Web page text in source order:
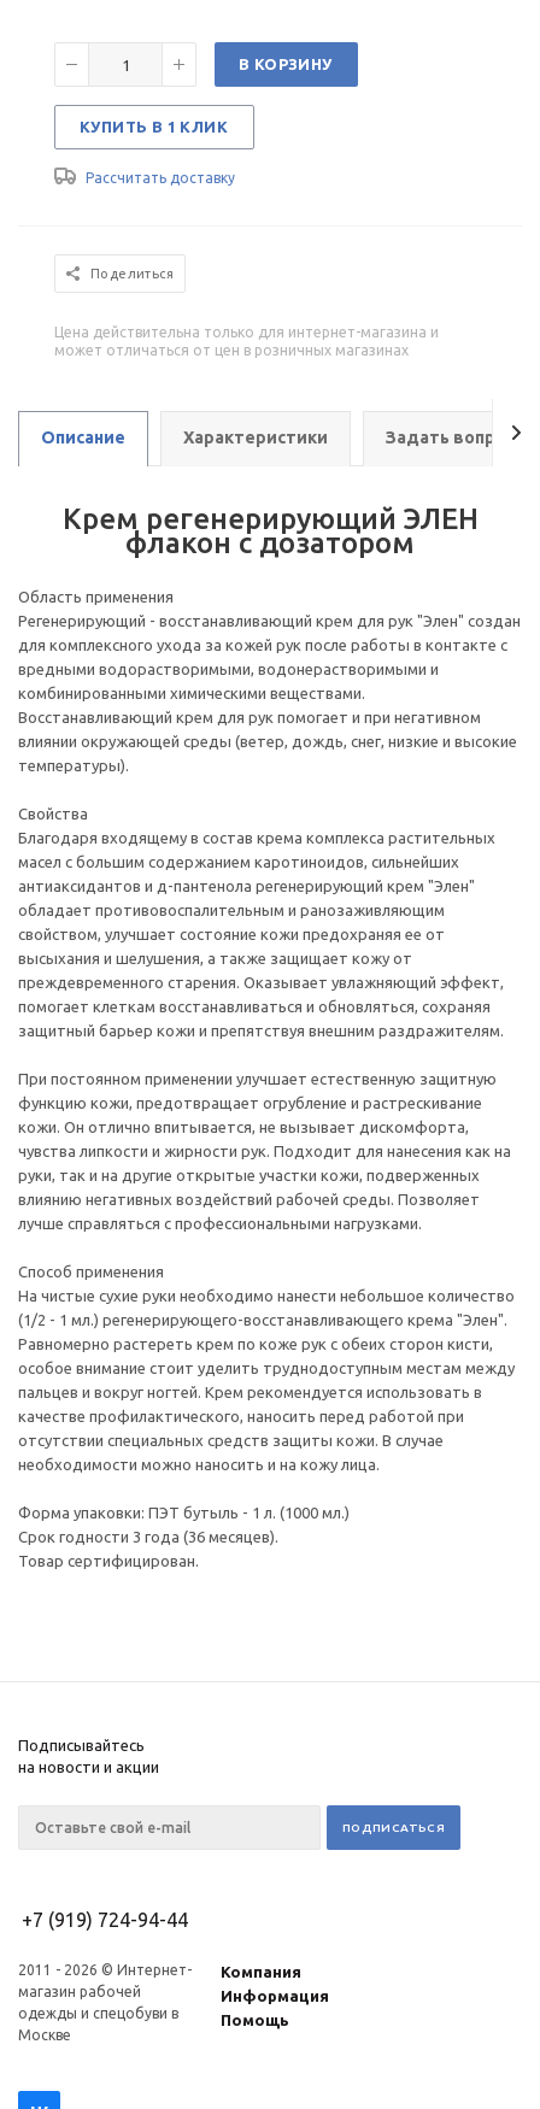
В КОРЗИНУ
КУПИТЬ В 1 КЛИК
Рассчитать доставку
Поделиться
Цена действительна только для интернет-магазина и
может отличаться от цен в розничных магазинах
Описание Характеристики Задать вопрос
Крем регенерирующий ЭЛЕН
флакон с дозатором
Область применения
Регенерирующий - восстанавливающий крем для рук "Элен" создан
для комплексного ухода за кожей рук после работы в контакте с
вредными водорастворимыми, водонерастворимыми и
комбинированными химическими веществами.
Восстанавливающий крем для рук помогает и при негативном
влиянии окружающей среды (ветер, дождь, снег, низкие и высокие
температуры).
Свойства
Благодаря входящему в состав крема комплекса растительных
масел с большим содержанием каротиноидов, сильнейших
антиаксидантов и д-пантенола регенерирующий крем "Элен"
обладает противовоспалительным и ранозаживляющим
свойством, улучшает состояние кожи предохраняя ее от
высыхания и шелушения, а также защищает кожу от
преждевременного старения. Оказывает увлажняющий эффект,
помогает клеткам восстанавливаться и обновляться, сохраняя
защитный барьер кожи и препятствуя внешним раздражителям.
При постоянном применении улучшает естественную защитную
функцию кожи, предотвращает огрубление и растрескивание
кожи. Он отлично впитывается, не вызывает дискомфорта,
чувства липкости и жирности рук. Подходит для нанесения как на
руки, так и на другие открытые участки кожи, подверженных
влиянию негативных воздействий рабочей среды. Позволяет
лучше справляться с профессиональными нагрузками.
Способ применения
На чистые сухие руки необходимо нанести небольшое количество
(1/2 - 1 мл.) регенерирующего-восстанавливающего крема "Элен".
Равномерно растереть крем по коже рук с обеих сторон кисти,
особое внимание стоит уделить труднодоступным местам между
пальцев и вокруг ногтей. Крем рекомендуется использовать в
качестве профилактического, наносить перед работой при
отсутствии специальных средств защиты кожи. В случае
необходимости можно наносить и на кожу лица.
Форма упаковки: ПЭТ бутыль - 1 л. (1000 мл.)
Срок годности 3 года (36 месяцев).
Товар сертифицирован.
Подписывайтесь
на новости и акции
+7 (919) 724-94-44
2011 - 2026 © Интернет-
магазин рабочей
одежды и спецобуви в
Москве
Компания
Информация
Помощь